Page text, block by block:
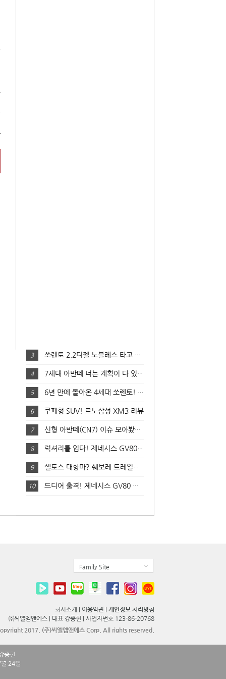
3 쏘렌토 2.2디젤 노블레스 타고 달려봤어요! (주행 리뷰)
4 7세대 아반떼 너는 계획이 다 있구나? 실물영접!
5 6년 만에 돌아온 4세대 쏘렌토! 온라인 런칭쇼 핵심 완전 분석!
6 쿠페형 SUV! 르노삼성 XM3 리뷰
7 신형 아반떼(CN7) 이슈 모아봤어요!
8 럭셔리를 입다! 제네시스 GV80 리뷰
9 셀토스 대항마? 쉐보레 트레일블레이저 리뷰!
10 드디어 출격! 제네시스 GV80 살펴보기
Family Site
회사소개 이용약관
개인정보 처리방침
㈜씨엘엠앤에스 |
대표 강종헌 |
사업자번호 123-86-20768
2017. (주)씨엘엠앤에스 Corp. All rights reserved.
종헌
24일